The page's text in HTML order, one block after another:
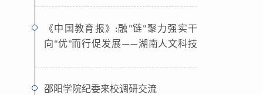
《中国教育报》:融"链"聚力强实干
向"优"而行促发展——湖南人文科技
邵阳学院纪委来校调研交流